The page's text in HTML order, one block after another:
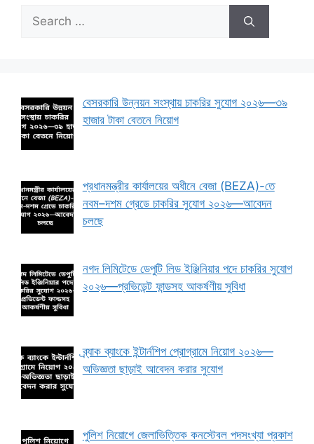
Search
for:
বেসরকারি উন্নয়ন সংস্থায় চাকরির সুযোগ ২০২৬—৩৯
হাজার টাকা বেতনে নিয়োগ
প্রধানমন্ত্রীর কার্যালয়ের অধীনে বেজা (BEZA)-তে
নবম–দশম গ্রেডে চাকরির সুযোগ ২০২৬—আবেদন
চলছে
নগদ লিমিটেডে ডেপুটি লিড ইঞ্জিনিয়ার পদে চাকরির সুযোগ
২০২৬—প্রভিডেন্ট ফান্ডসহ আকর্ষণীয় সুবিধা
ব্র্যাক ব্যাংকে ইন্টার্নশিপ প্রোগ্রামে নিয়োগ ২০২৬—
অভিজ্ঞতা ছাড়াই আবেদন করার সুযোগ
পুলিশ নিয়োগে জেলাভিত্তিক কনস্টেবল পদসংখ্যা প্রকাশ